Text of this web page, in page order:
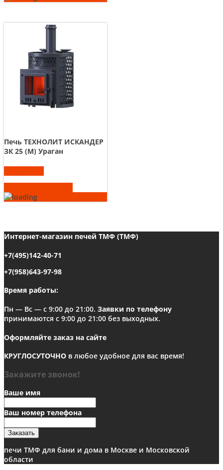
Печь ТЕХНОЛИТ ИСКАНДЕР
ЗК 25 (М) Ураган
Интернет-магазин печей ТМФ (ТМФ)
+7(495)142-40-71
+7(958)643-97-98
Время работы:
Пн — Вс — с 9:00 до 21:00. Заявки по телефону
принимаются с 9:00 до 21:00 без выходных.
Оформляйте заказ на сайте
КРУГЛОСУТОЧНО в любое удобное для вас время!
Закажите звонок!
Ваше имя
Ваш номер телефона
Заказать
печи ТМФ для бани и дома в Москве и Московской
области